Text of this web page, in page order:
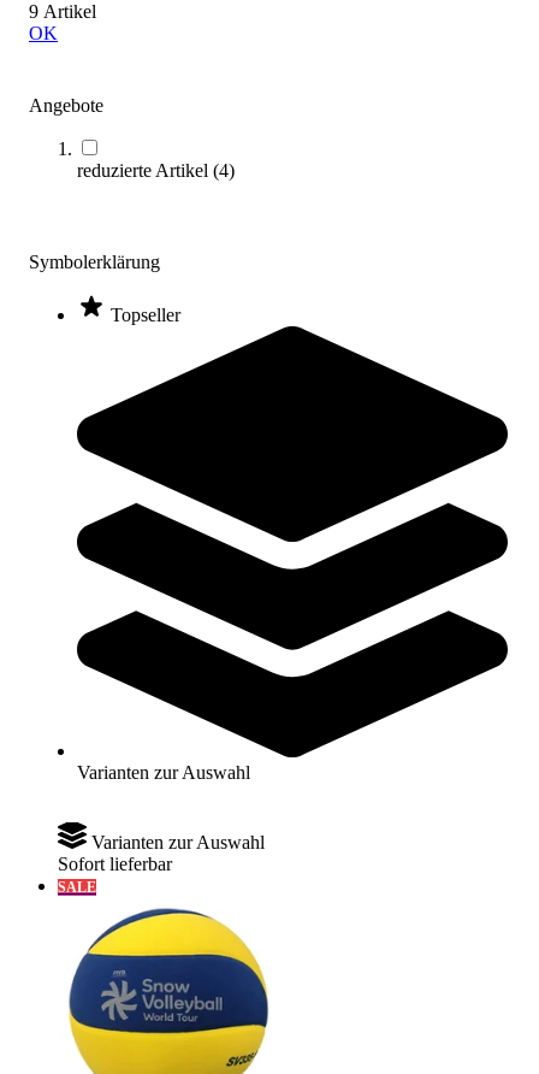
9 Artikel
OK
Angebote
reduzierte Artikel (4)
Symbolerklärung
Topseller
Varianten zur Auswahl
Zum Produkt
Trial® Reaktionsball
Zum Produkt
Sofort lieferbar
Molten® Volleyball SOFT TOUCH
ab
Varianten zur Auswahl
Sofort lieferbar
SALE